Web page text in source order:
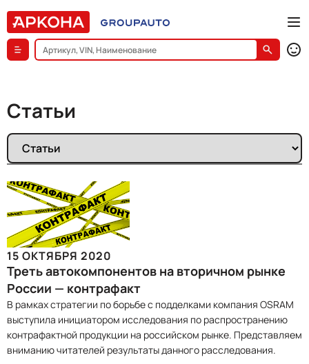
Статьи
15 ОКТЯБРЯ 2020
Треть автокомпонентов на вторичном рынке
России — контрафакт
В рамках стратегии по борьбе с подделками компания OSRAM
выступила инициатором исследования по распространению
контрафактной продукции на российском рынке. Представляем
вниманию читателей результаты данного расследования.